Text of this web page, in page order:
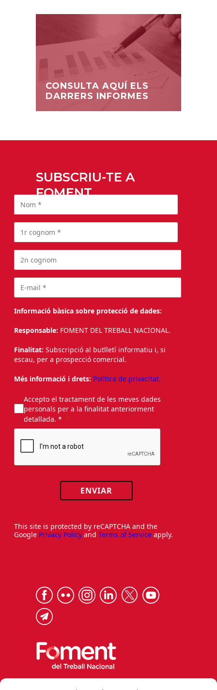
CONSULTA AQUÍ ELS
DARRERS INFORMES
SUBSCRIU-TE A
FOMENT
Informació bàsica sobre protecció de dades:
Responsable: FOMENT DEL TREBALL NACIONAL.
Finalitat: Subscripció al butlletí informatiu i, si
escau, per a prospecció comercial.
Més informació i drets: Política de privacitat.
Accepto el tractament de les meves dades
personals per a la finalitat anteriorment
detallada. *
ENVIAR
This site is protected by reCAPTCHA and the
Google Privacy Policy and Terms of Service apply.